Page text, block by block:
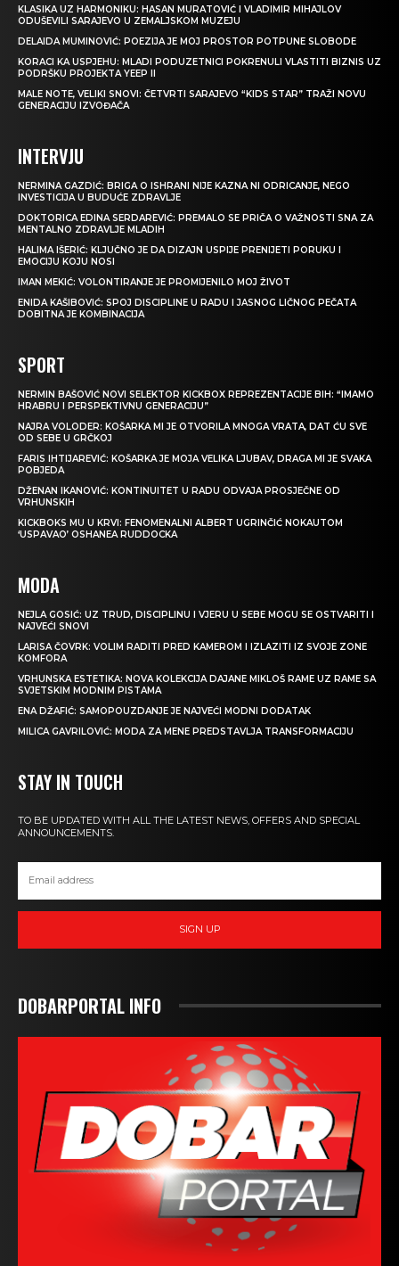
KLASIKA UZ HARMONIKU: HASAN MURATOVIĆ I VLADIMIR MIHAJLOV
ODUŠEVILI SARAJEVO U ZEMALJSKOM MUZEJU
DELAIDA MUMINOVIĆ: POEZIJA JE MOJ PROSTOR POTPUNE SLOBODE
KORACI KA USPJEHU: MLADI PODUZETNICI POKRENULI VLASTITI BIZNIS UZ
PODRŠKU PROJEKTA YEEP II
MALE NOTE, VELIKI SNOVI: ČETVRTI SARAJEVO “KIDS STAR” TRAŽI NOVU
GENERACIJU IZVOĐAČA
INTERVJU
NERMINA GAZDIĆ: BRIGA O ISHRANI NIJE KAZNA NI ODRICANJE, NEGO
INVESTICIJA U BUDUĆE ZDRAVLJE
DOKTORICA EDINA SERDAREVIĆ: PREMALO SE PRIČA O VAŽNOSTI SNA ZA
MENTALNO ZDRAVLJE MLADIH
HALIMA IŠERIĆ: KLJUČNO JE DA DIZAJN USPIJE PRENIJETI PORUKU I
EMOCIJU KOJU NOSI
IMAN MEKIĆ: VOLONTIRANJE JE PROMIJENILO MOJ ŽIVOT
ENIDA KAŠIBOVIĆ: SPOJ DISCIPLINE U RADU I JASNOG LIČNOG PEČATA
DOBITNA JE KOMBINACIJA
SPORT
NERMIN BAŠOVIĆ NOVI SELEKTOR KICKBOX REPREZENTACIJE BIH: “IMAMO
HRABRU I PERSPEKTIVNU GENERACIJU”
NAJRA VOLODER: KOŠARKA MI JE OTVORILA MNOGA VRATA, DAT ĆU SVE
OD SEBE U GRČKOJ
FARIS IHTIJAREVIĆ: KOŠARKA JE MOJA VELIKA LJUBAV, DRAGA MI JE SVAKA
POBJEDA
DŽENAN IKANOVIĆ: KONTINUITET U RADU ODVAJA PROSJEČNE OD
VRHUNSKIH
KICKBOKS MU U KRVI: FENOMENALNI ALBERT UGRINČIĆ NOKAUTOM
‘USPAVAO’ OSHANEA RUDDOCKA
MODA
NEJLA GOSIĆ: UZ TRUD, DISCIPLINU I VJERU U SEBE MOGU SE OSTVARITI I
NAJVEĆI SNOVI
LARISA ČOVRK: VOLIM RADITI PRED KAMEROM I IZLAZITI IZ SVOJE ZONE
KOMFORA
VRHUNSKA ESTETIKA: NOVA KOLEKCIJA DAJANE MIKLOŠ RAME UZ RAME SA
SVJETSKIM MODNIM PISTAMA
ENA DŽAFIĆ: SAMOPOUZDANJE JE NAJVEĆI MODNI DODATAK
MILICA GAVRILOVIĆ: MODA ZA MENE PREDSTAVLJA TRANSFORMACIJU
STAY IN TOUCH
TO BE UPDATED WITH ALL THE LATEST NEWS, OFFERS AND SPECIAL
ANNOUNCEMENTS.
SIGN UP
DOBARPORTAL INFO